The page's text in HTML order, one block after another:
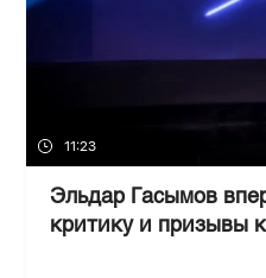
11:23
Эльдар Гасымов
критику и призывы